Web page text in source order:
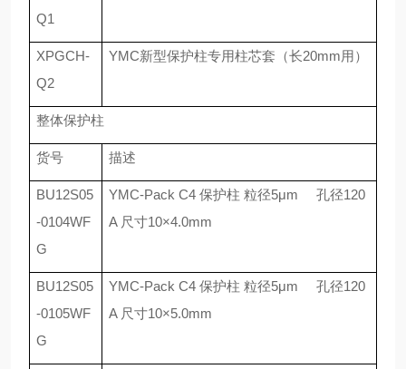
Q1
XPGCH-
Q2
YMC新型保护柱专用柱芯套（长20mm用）
整体保护柱
货号 描述
BU12S05
-0104WF
G
YMC-Pack C4 保护柱 粒径5μm 孔径120
A 尺寸10×4.0mm
BU12S05
-0105WF
G
YMC-Pack C4 保护柱 粒径5μm 孔径120
A 尺寸10×5.0mm